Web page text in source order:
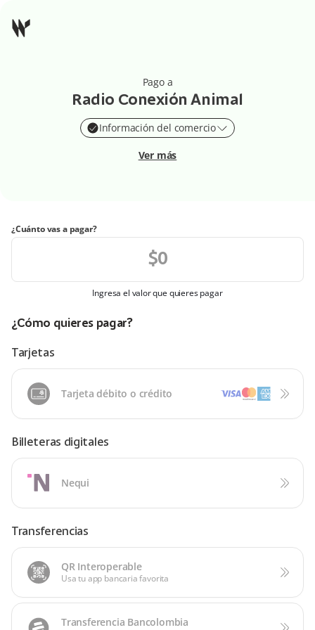
Pago a
Radio Conexión Animal
Información del comercio
Ver más
¿Cuánto vas a pagar?
Ingresa el valor que quieres pagar
¿Cómo quieres pagar?
Tarjetas
Tarjeta débito o crédito
Billeteras digitales
Nequi
Transferencias
QR Interoperable
Usa tu app bancaria favorita
Transferencia Bancolombia